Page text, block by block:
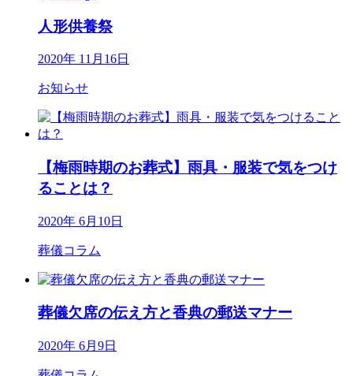
人形供養祭
2020年 11月16日
お知らせ
【梅雨時期のお葬式】雨具・服装で気をつけ
ることは？
2020年 6月10日
葬儀コラム
葬儀欠席の伝え方と香典の郵送マナー
2020年 6月9日